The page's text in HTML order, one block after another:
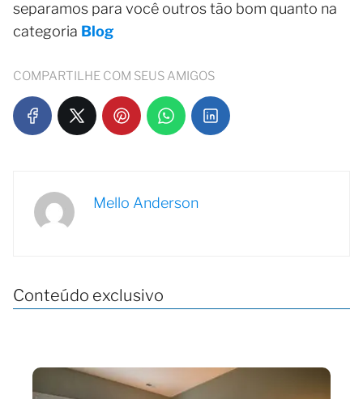
separamos para você outros tão bom quanto na
categoria Blog
COMPARTILHE COM SEUS AMIGOS
Mello Anderson
Conteúdo exclusivo